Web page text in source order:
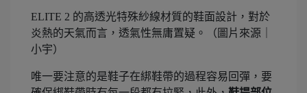
ELITE 2 的高透光特殊紗線材質的鞋面設計，對於
炎熱的天氣而言，透氣性無庸置疑。（圖片來源｜
小宇）
唯一要注意的是鞋子在綁鞋帶的過程容易回彈，要